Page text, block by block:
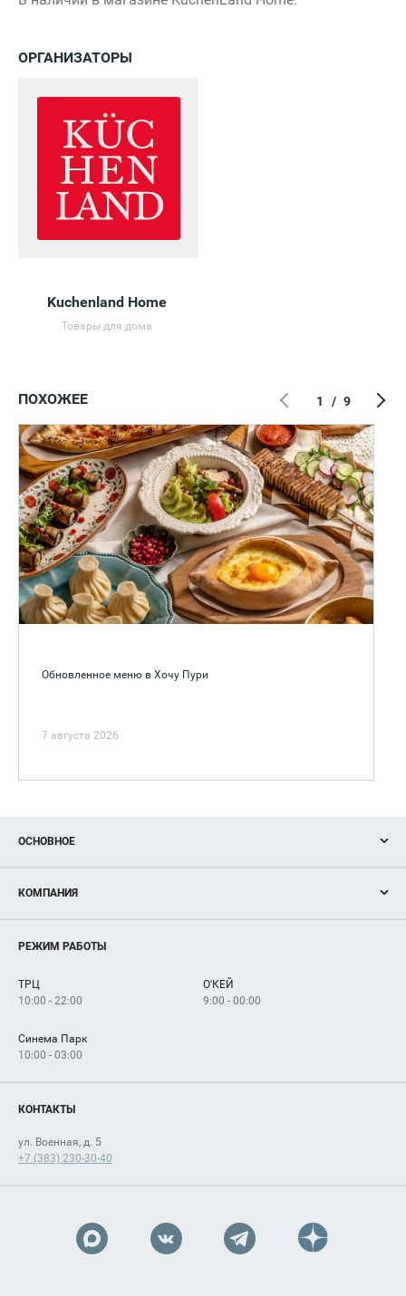
ОРГАНИЗАТОРЫ
Kuchenland Home
Товары для дома
ПОХОЖЕЕ
Обновленное меню в Хочу Пури
7 августа 2026
1 / 9
ОСНОВНОЕ
Новости
Магазины
Услуги
КОМПАНИЯ
Рекламодателям
Как добраться
РЕЖИМ РАБОТЫ
ТРЦ
10:00 - 22:00
О'КЕЙ
9:00 - 00:00
Синема Парк
10:00 - 03:00
КОНТАКТЫ
ул. Военная, д. 5
+7 (383) 230-30-40